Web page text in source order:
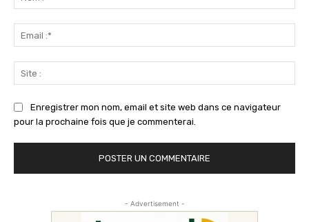
:*
:*
:
Enregistrer mon nom, email et site web dans ce navigateur
pour la prochaine fois que je commenterai.
- Advertisement -